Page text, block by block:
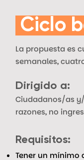
Ciclo
La propuesta es
semanales,
Dirigido a:
Ciudadanos/as
razones, no
Requisitos:
Tener un mínimo